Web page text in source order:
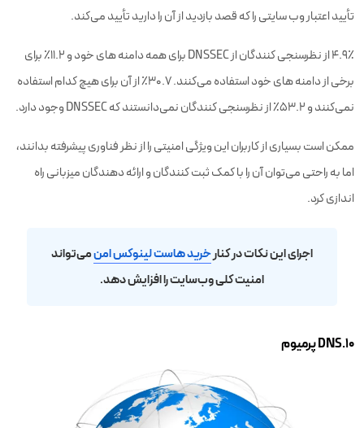
تأیید اعتبار وب سایتی را که قصد بازدید از آن را دارید تأیید می‌کند.
4.9٪ از نظرسنجی کنندگان از DNSSEC برای همه دامنه های خود و 11.2٪ برای
برخی از دامنه های خود استفاده می‌کنند. 30.7٪ از آن برای هیچ کدام استفاده
نمی‌کنند و 53.2٪ از نظرسنجی کنندگان نمی‌دانستند که DNSSEC وجود دارد.
ممکن است بسیاری از کاربران این ویژگی امنیتی را از نظر فناوری پیشرفته بدانند،
اما به راحتی می‌توان آن را با کمک ثبت کنندگان و ارائه دهندگان میزبانی راه
اندازی کرد.
اجرای این نکات در کنارخرید هاست لینوکسامنمی‌تواند
امنیت کلی وب‌سایت را افزایش دهد.
۱۰.DNS پرمیوم